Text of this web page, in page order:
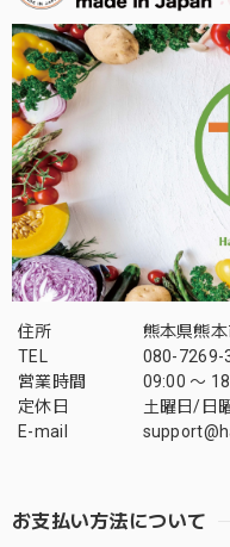
住所
熊本県熊
TEL
080-7269-
営業時間
09:00 〜
定休日
土曜日/日
E-mail
お支払い方法について